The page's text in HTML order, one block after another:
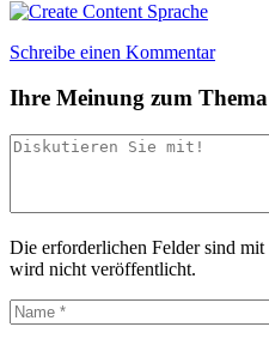
Schreibe einen Kommentar
Ihre Meinung zum Thema
Die erforderlichen Felder sind mit
wird nicht veröffentlicht.